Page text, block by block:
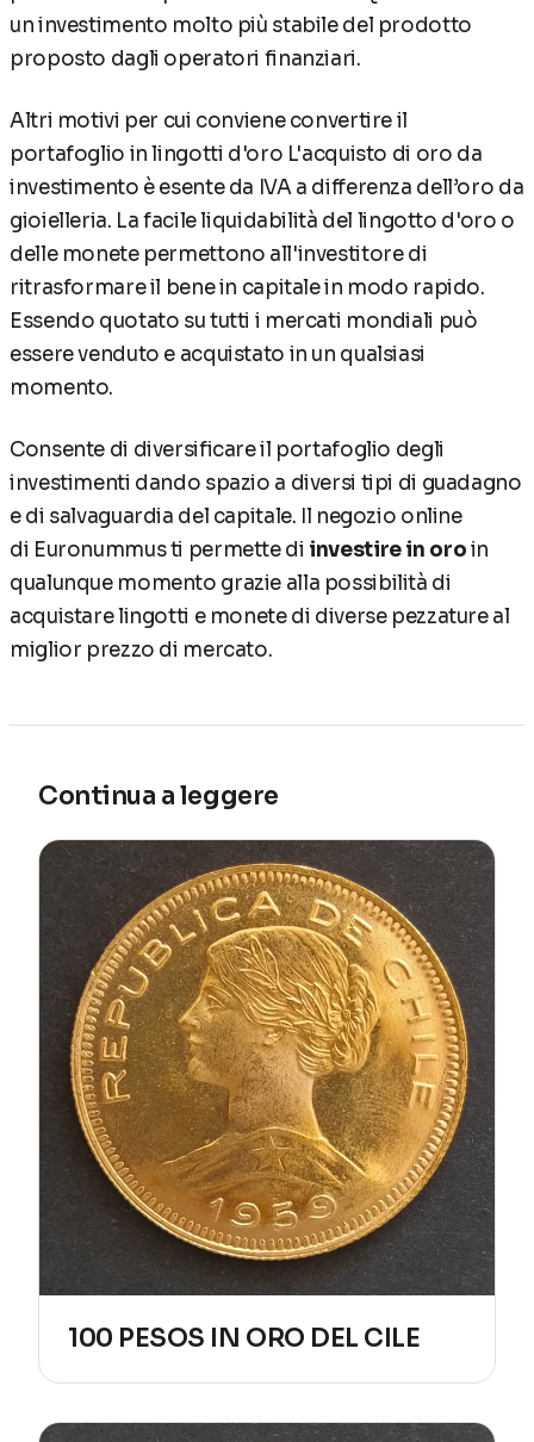
un investimento molto più stabile del prodotto
proposto dagli operatori finanziari.
Altri motivi per cui conviene convertire il
portafoglio in lingotti d'oro L'acquisto di oro da
investimento è esente da IVA a differenza dell’oro da
gioielleria. La facile liquidabilità del lingotto d'oro o
delle monete permettono all'investitore di
ritrasformare il bene in capitale in modo rapido.
Essendo quotato su tutti i mercati mondiali può
essere venduto e acquistato in un qualsiasi
momento.
Consente di diversificare il portafoglio degli
investimenti dando spazio a diversi tipi di guadagno
e di salvaguardia del capitale. Il negozio online
di Euronummus ti permette di investire in oroin
qualunque momento grazie alla possibilità di
acquistare lingotti e monete di diverse pezzature al
miglior prezzo di mercato.
Continua a leggere
100 PESOS IN ORO DEL CILE